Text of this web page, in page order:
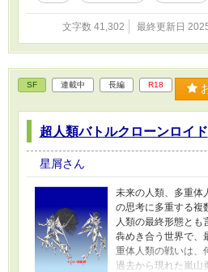
文字数 41,302 最終更新日
SF 連載中 長編 R18
超人類バトルクローンロイド
星屑さん
未来の人類、多重体
の思考に多重する複
人類の最終形態と
犇めき合う世界で、
重体人類の戦いは、
過去から現れた嵐山